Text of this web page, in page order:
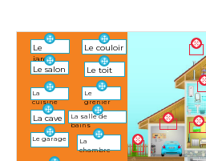
Le
jardin
La
cuisine
La cave
Le
grenier
Le garage
Le salon
Le couloir
La salle de
bains
Le toit
La
chambre